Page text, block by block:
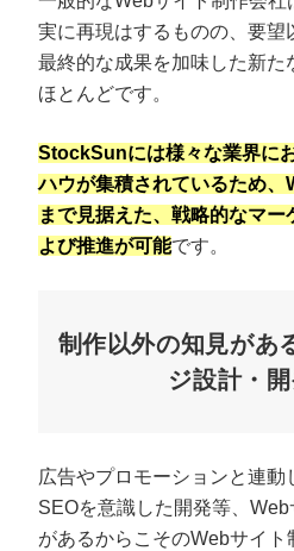
実に再現はするものの、要望
最終的な成果を加味した新た
ほとんどです。
StockSunには様々な業界に
ハウが集積されているため
まで見据えた、戦略的なマ
よび推進が可能です。
制作以外の知見があ
ジ設計・
広告やプロモーションと連動
SEOを意識した開発等、
があるからこそのWebサイト